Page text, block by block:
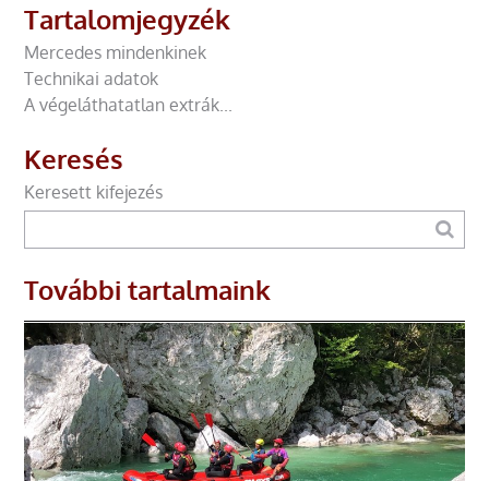
Tartalomjegyzék
Mercedes mindenkinek
Technikai adatok
A végeláthatatlan extrák...
Keresés
Keresett kifejezés
További tartalmaink